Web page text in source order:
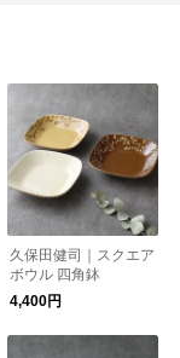
久保田健司｜スクエア
ボウル 四角鉢
4,400円